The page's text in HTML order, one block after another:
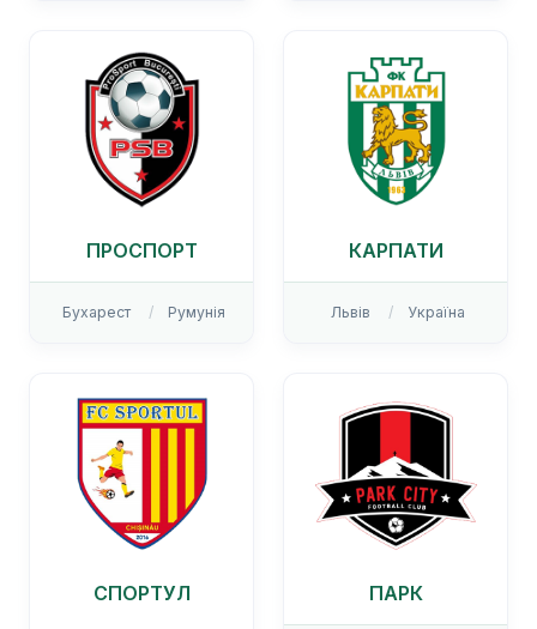
ПРОСПОРТ
Бухарест Румунія
КАРПАТИ
Львів Україна
СПОРТУЛ ПАРК